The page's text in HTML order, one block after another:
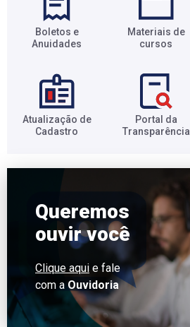
Boletos e
Anuidades​
Materiais de
cursos​
Atualização de
Cadastro​
Portal da
Transparência​
Queremos
ouvir você
Clique aqui e fale
com aOuvidoria